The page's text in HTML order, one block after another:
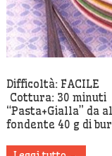
Difficoltà:
Cottura: 30
“Pasta+Gialla” da
fondente 40 g di